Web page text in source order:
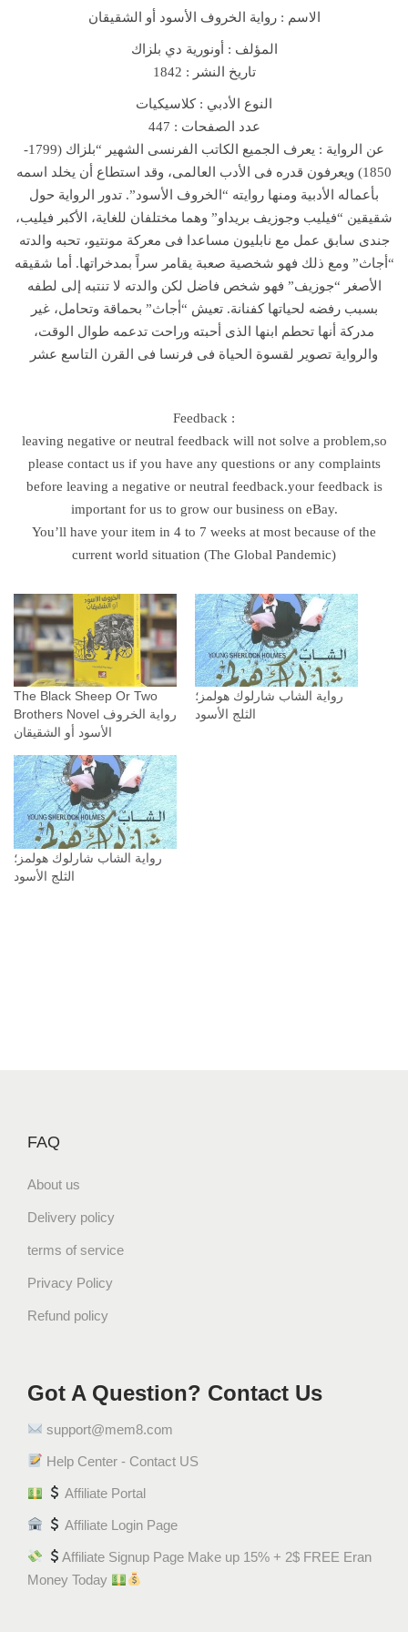
l
ر
و
ا
ي
ة
ا
ل
خ
ر
و
ا
ل
ش
ق
ي
ق
ن
q
u
a
n
t
الاسم : رواية الخروف الأسود أو الشقيقان
المؤلف : أونورية دي بلزاك
تاريخ النشر : 1842
النوع الأدبي : كلاسيكيات
عدد الصفحات : 447
عن الرواية : يعرف الجميع الكاتب الفرنسى الشهير “بلزاك (1799-
1850) ويعرفون قدره فى الأدب العالمى، وقد استطاع أن يخلد اسمه
بأعماله الأدبية ومنها روايته “الخروف الأسود”. تدور الرواية حول
شقيقين “فيليب وجوزيف بريداو” وهما مختلفان للغاية، الأكبر فيليب،
جندى سابق عمل مع نابليون مساعدا فى معركة مونتيو، تحبه والدته
“أجاث” ومع ذلك فهو شخصية صعبة يقامر سراً بمدخراتها. أما شقيقه
الأصغر “جوزيف” فهو شخص فاضل لكن والدته لا تنتبه إلى لطفه
بسبب رفضه لحياتها كفنانة. تعيش “أجاث” بحماقة وتحامل، غير
مدركة أنها تحطم ابنها الذى أحبته وراحت تدعمه طوال الوقت،
والرواية تصوير لقسوة الحياة فى فرنسا فى القرن التاسع عشر
Feedback :
leaving negative or neutral feedback will not solve a problem,so
please contact us if you have any questions or any complaints
before leaving a negative or neutral feedback.your feedback is
important for us to grow our business on eBay.
You’ll have your item in 4 to 7 weeks at most because of the
current world situation (The Global Pandemic)
The Black Sheep Or Two
Brothers Novel رواية الخروف
الأسود أو الشقيقان
رواية ‫الشاب شارلوك هولمز؛
رواية ‫الشاب شارلوك هولمز؛
FAQ
About us
Delivery policy
terms of service
Privacy Policy
Refund policy
Got A Question? Contact Us
support@mem8.com
Help Center - Contact US
Affiliate Portal
Affiliate Login Page
Affiliate Signup Page Make up 15% + 2$ FREE Eran
Money Today